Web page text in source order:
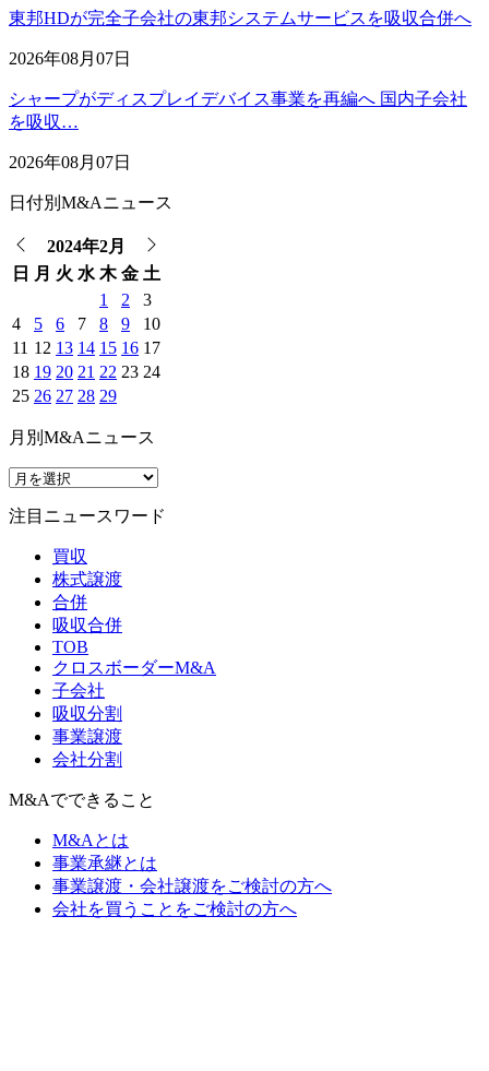
東邦HDが完全子会社の東邦システムサービスを吸収合併へ
2026年08月07日
シャープがディスプレイデバイス事業を再編へ 国内子会社
を吸収…
2026年08月07日
日付別M&Aニュース
2024年2月
日 月 火 水 木 金 土
1
2
3
4
5 6 7 8 9
10
11 12 13 14 15 16 17
18 19 20 21 22 23 24
25 26 27 28 29
月別M&Aニュース
注目ニュースワード
買収
株式譲渡
合併
吸収合併
TOB
クロスボーダーM&A
子会社
吸収分割
事業譲渡
会社分割
M&Aでできること
M&Aとは
事業承継とは
事業譲渡・会社譲渡をご検討の方へ
会社を買うことをご検討の方へ